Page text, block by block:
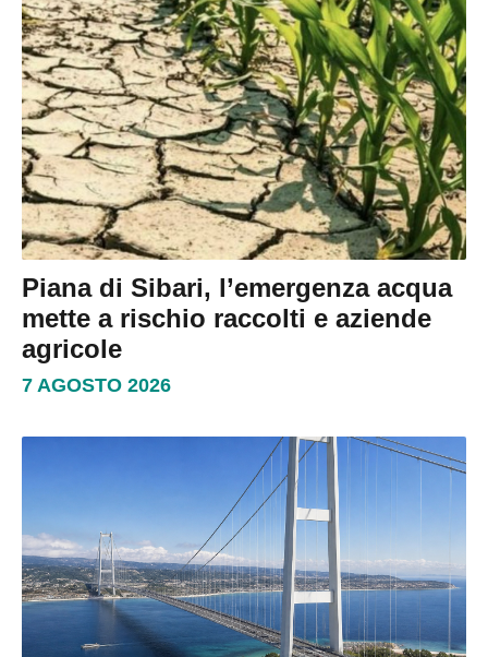
Piana di Sibari, l’emergenza acqua
mette a rischio raccolti e aziende
agricole
7 AGOSTO 2026